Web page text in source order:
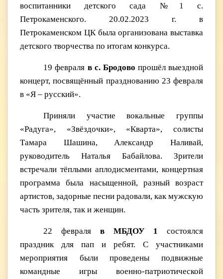
воспитанники детского сада №1 с.
Петрокаменского. 20.02.2023 г. в
Петрокаменском ЦК была организована выставка
детского творчества по итогам конкурса.
19 февраля в с. Бродово прошёл выездной
концерт, посвящённый празднованию 23 февраля
в «Я – русский».
Приняли участие вокальные группы
«Радуга», «Звёздочки», «Кварта», солисты
Тамара Шашина, Александр Наливай,
руководитель Наталья Бабайлова. Зрители
встречали тёплыми аплодисментами, концертная
программа была насыщенной, разный возраст
артистов, задорные песни радовали, как мужскую
часть зрителя, так и женщин.
22 февраляв МБДОУ 1
состоялся
праздник для пап и ребят. С участниками
мероприятия были проведены подвижные
командные игры военно-патриотической